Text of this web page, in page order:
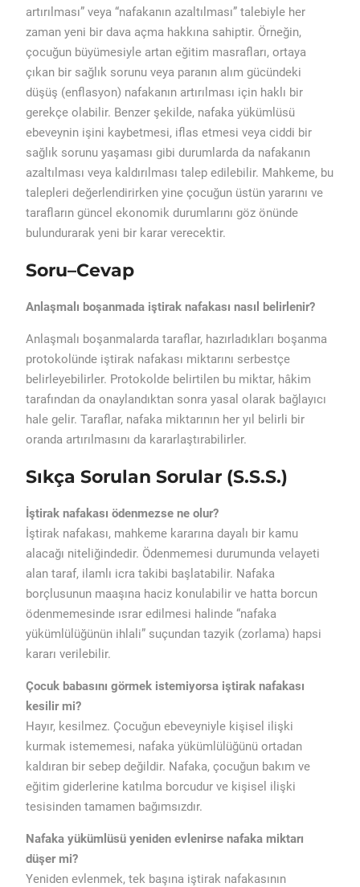
artırılması” veya “nafakanın azaltılması” talebiyle her
zaman yeni bir dava açma hakkına sahiptir. Örneğin,
çocuğun büyümesiyle artan eğitim masrafları, ortaya
çıkan bir sağlık sorunu veya paranın alım gücündeki
düşüş (enflasyon) nafakanın artırılması için haklı bir
gerekçe olabilir. Benzer şekilde, nafaka yükümlüsü
ebeveynin işini kaybetmesi, iflas etmesi veya ciddi bir
sağlık sorunu yaşaması gibi durumlarda da nafakanın
azaltılması veya kaldırılması talep edilebilir. Mahkeme, bu
talepleri değerlendirirken yine çocuğun üstün yararını ve
tarafların güncel ekonomik durumlarını göz önünde
bulundurarak yeni bir karar verecektir.
Soru–Cevap
Anlaşmalı boşanmada iştirak nafakası nasıl belirlenir?
Anlaşmalı boşanmalarda taraflar, hazırladıkları boşanma
protokolünde iştirak nafakası miktarını serbestçe
belirleyebilirler. Protokolde belirtilen bu miktar, hâkim
tarafından da onaylandıktan sonra yasal olarak bağlayıcı
hale gelir. Taraflar, nafaka miktarının her yıl belirli bir
oranda artırılmasını da kararlaştırabilirler.
Sıkça Sorulan Sorular (S.S.S.)
İştirak nafakası ödenmezse ne olur?
İştirak nafakası, mahkeme kararına dayalı bir kamu
alacağı niteliğindedir. Ödenmemesi durumunda velayeti
alan taraf, ilamlı icra takibi başlatabilir. Nafaka
borçlusunun maaşına haciz konulabilir ve hatta borcun
ödenmemesinde ısrar edilmesi halinde “nafaka
yükümlülüğünün ihlali” suçundan tazyik (zorlama) hapsi
kararı verilebilir.
Çocuk babasını görmek istemiyorsa iştirak nafakası
kesilir mi?
Hayır, kesilmez. Çocuğun ebeveyniyle kişisel ilişki
kurmak istememesi, nafaka yükümlülüğünü ortadan
kaldıran bir sebep değildir. Nafaka, çocuğun bakım ve
eğitim giderlerine katılma borcudur ve kişisel ilişki
tesisinden tamamen bağımsızdır.
Nafaka yükümlüsü yeniden evlenirse nafaka miktarı
düşer mi?
Yeniden evlenmek, tek başına iştirak nafakasının